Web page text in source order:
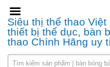
Siêu thị thể thao
thiết bị thể dục, bàn
thao Chính Hãng uy